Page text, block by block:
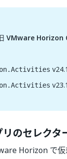
VMware Horizon
のセレクタ
Horizon で